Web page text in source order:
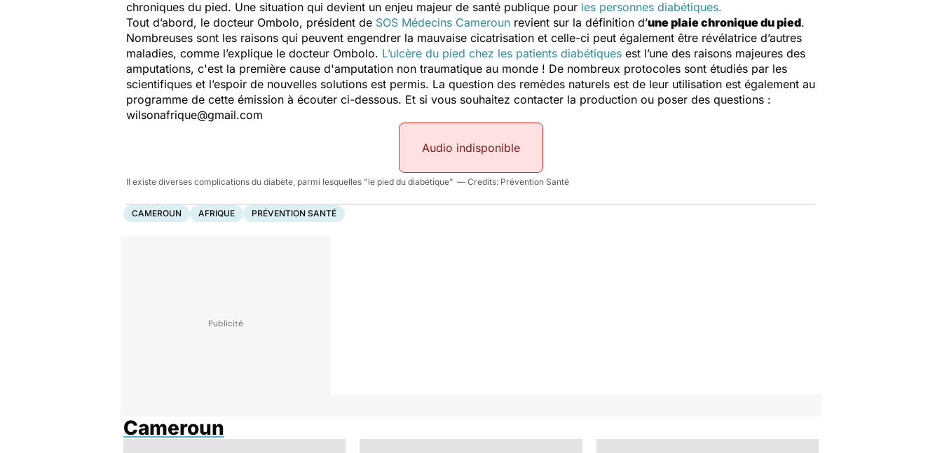
chroniques du pied. Une situation qui devient un enjeu majeur de santé publique pour les personnes diabétiques.
Tout d’abord, le docteur Ombolo, président de SOS Médecins Cameroun revient sur la définition d’une plaie chronique du pied.
Nombreuses sont les raisons qui peuvent engendrer la mauvaise cicatrisation et celle-ci peut également être révélatrice d’autres
maladies, comme l’explique le docteur Ombolo. L’ulcère du pied chez les patients diabétiques est l’une des raisons majeures des
amputations, c'est la première cause d'amputation non traumatique au monde ! De nombreux protocoles sont étudiés par les
scientifiques et l’espoir de nouvelles solutions est permis. La question des remèdes naturels est de leur utilisation est également au
programme de cette émission à écouter ci-dessous. Et si vous souhaitez contacter la production ou poser des questions :
wilsonafrique@gmail.com
Audio indisponible
Il existe diverses complications du diabète, parmi lesquelles "le pied du diabétique" Prévention Santé
CAMEROUN AFRIQUE PRÉVENTION SANTÉ
Cameroun